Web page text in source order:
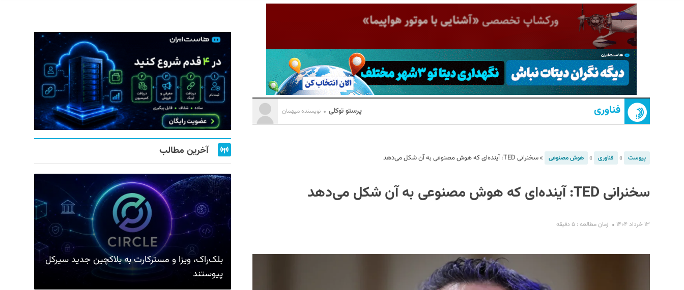
فناوری پرستو توکلی نویسنده میهمان
پیوست » فناوری » هوش مصنوعی »سخنرانی TED: آینده‌ای که هوش مصنوعی به آن شکل می‌دهد
سخنرانی TED: آینده‌ای که هوش مصنوعی به آن شکل می‌دهد
۱۳ خرداد ۱۴۰۴ زمان مطالعه : ۵ دقیقه
آخرین مطالب
بلک‌راک، ویزا و مسترکارت به بلاکچین جدید سیرکل
پیوستند